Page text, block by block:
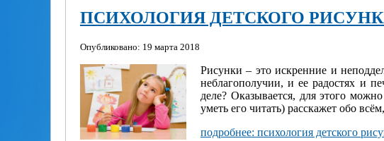
ПСИХОЛОГИЯ ДЕТСКОГО
Опубликовано: 19 марта 2018
Рисунки – это искренние и
неблагополучии, и ее радостях и
деле? Оказывается, для этого
уметь его читать) расскажет обо
подробнее: психология детского